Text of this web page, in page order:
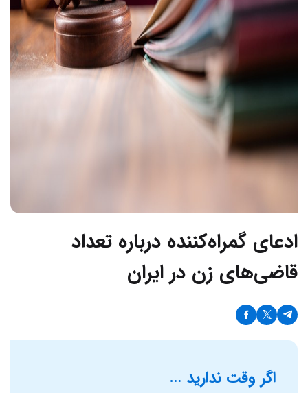
ادعای گمراه‌کننده درباره تعداد
قاضی‌های زن در ایران
اگر وقت ندارید …